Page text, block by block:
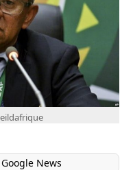
Google News